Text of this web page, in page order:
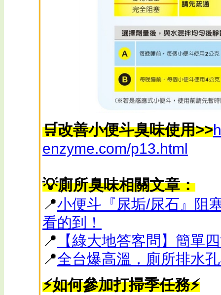
🛒改善小便斗臭味使用>>
enzyme.com/p13.html
💡廁所臭味相關文章：
📍小便斗『尿垢/尿石』阻
看的到！
📍 【綠大地答客問】簡單
📍全台爆高溫，廁所排水
⚡如何參加打掃季任務⚡